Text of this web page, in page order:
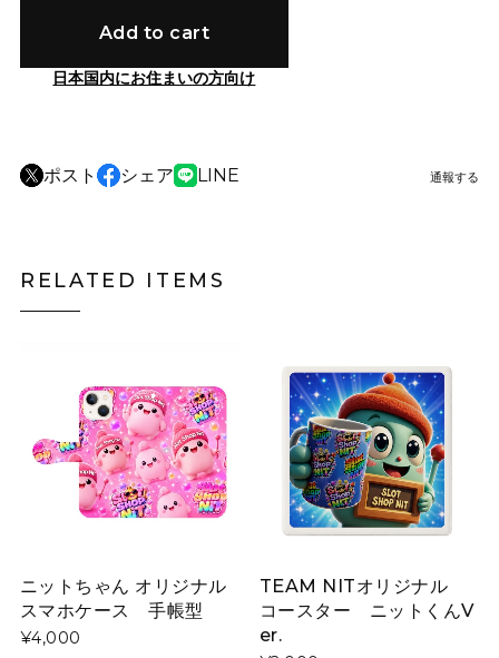
Add to cart
日本国内にお住まいの方向け
ポスト シェア LINE 通報する
RELATED ITEMS
ニットちゃん オリジナル
スマホケース 手帳型
¥4,000
TEAM NITオリジナル
コースター ニットくんV
er.